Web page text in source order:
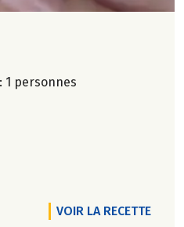
1 personnes
VOIR LA RECETTE